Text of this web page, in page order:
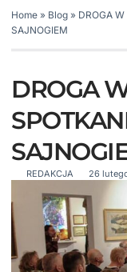
Home » Blog » DROGA
SAJNOGIEM
DROGA
REDAKCJA 26